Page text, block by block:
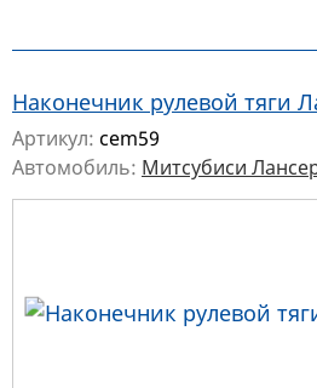
Наконечник рулевой тяги
Артикул: cem59
Автомобиль: Митсубиси